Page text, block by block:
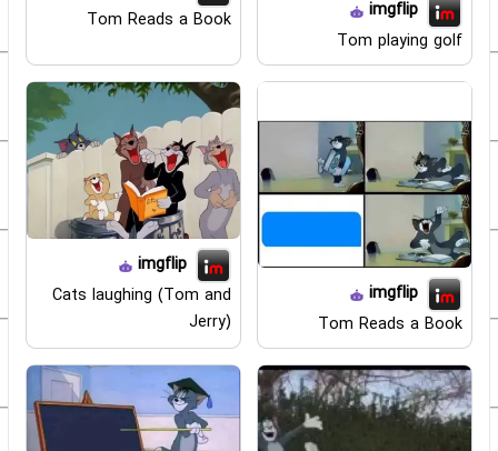
imgflip
Tom playing golf
Tom Reads a Book
imgflip
Tom Reads a Book
imgflip
Cats laughing (Tom and
Jerry)